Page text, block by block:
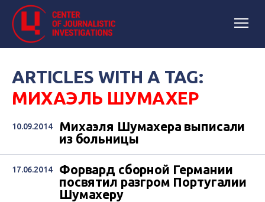
ARTICLES WITH A TAG:
МИХАЭЛЬ ШУМАХЕР
10.09.2014
Михаэля Шумахера выписали
из больницы
17.06.2014
Форвард сборной Германии
посвятил разгром Португалии
Шумахеру